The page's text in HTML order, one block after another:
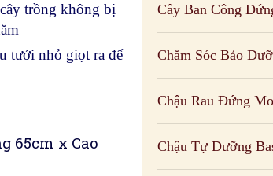
trồng không bị
tưới nhỏ giọt ra để
65cm x Cao
Cây Ban Công
Chăm Sóc Bảo
Chậu Rau Đứng
Chậu Tự Dưỡng